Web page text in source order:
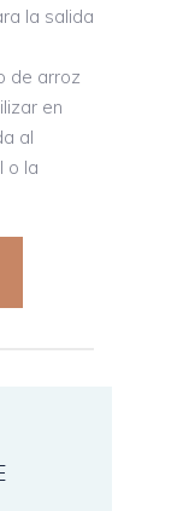
la salida
de arroz
en
al
o la